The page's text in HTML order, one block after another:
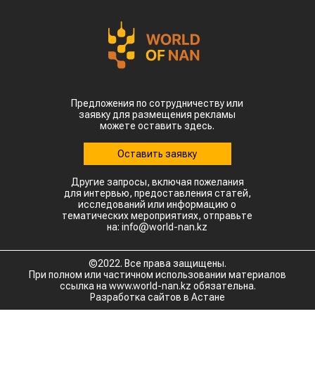
Предложения по сотрудничеству или
заявку для размещения рекламы
можете оставить здесь.
Оставить заявку
Другие запросы, включая пожелания
для интервью, предоставления статей,
исследований или информацию о
тематических мероприятиях, отправьте
на: info@world-nan.kz
©2022. Все права защищены.
При полном или частичном использовании материалов
ссылка на www.world-nan.kz обязательна.
Разработка сайтов в Астане